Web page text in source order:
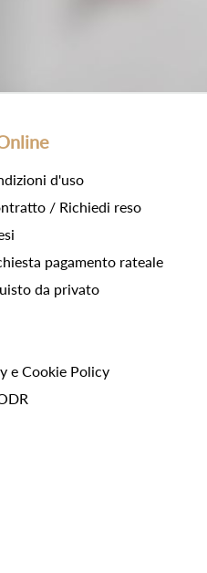
d'uso
/ Richiedi reso
pagamento rateale
da privato
e Cookie Policy